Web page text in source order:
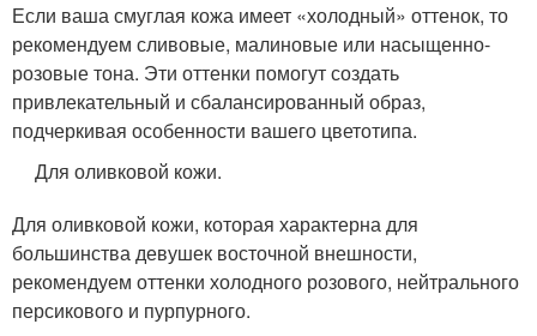
Если ваша смуглая кожа имеет «холодный» оттенок, то
рекомендуем сливовые, малиновые или насыщенно-
розовые тона. Эти оттенки помогут создать
привлекательный и сбалансированный образ,
подчеркивая особенности вашего цветотипа.
Для оливковой кожи.
Для оливковой кожи, которая характерна для
большинства девушек восточной внешности,
рекомендуем оттенки холодного розового, нейтрального
персикового и пурпурного.